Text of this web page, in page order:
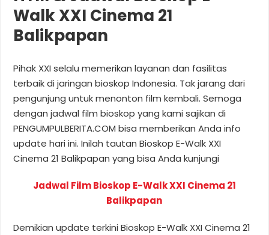
Walk XXI Cinema 21
Balikpapan
Pihak XXI selalu memerikan layanan dan fasilitas
terbaik di jaringan bioskop Indonesia. Tak jarang dari
pengunjung untuk menonton film kembali. Semoga
dengan jadwal film bioskop yang kami sajikan di
PENGUMPULBERITA.COM bisa memberikan Anda info
update hari ini. Inilah tautan Bioskop E-Walk XXI
Cinema 21 Balikpapan yang bisa Anda kunjungi
Jadwal Film Bioskop E-Walk XXI Cinema 21
Balikpapan
Demikian update terkini Bioskop E-Walk XXI Cinema 21